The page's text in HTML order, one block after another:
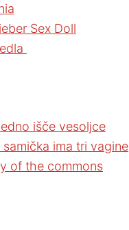
Sex Doll
išče vesoljce
samička ima tri vagine
of the commons